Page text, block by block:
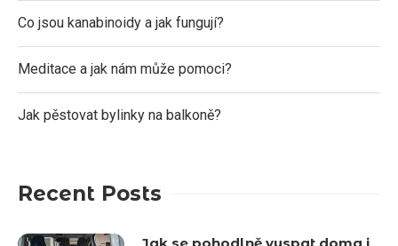
Co jsou kanabinoidy a jak fungují?
Meditace a jak nám může pomoci?
Jak pěstovat bylinky na balkoně?
Recent Posts